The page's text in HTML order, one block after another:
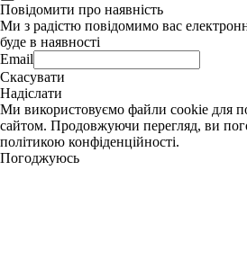
Повідомити про наявність
Ми з радістю повідомимо вас
буде в наявності
Email
Скасувати
Надіслати
Ми використовуємо файли cookie для
сайтом. Продовжуючи перегляд, ви
політикою конфіденційності.
Погоджуюсь